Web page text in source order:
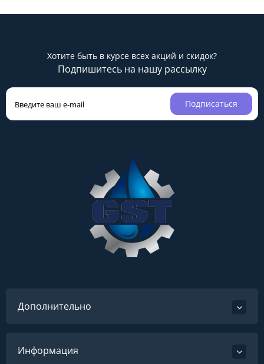
Хотите быть в курсе всех акций и скидок?
Подпишитесь на нашу рассылку
Подписаться
Дополнительно
Информация